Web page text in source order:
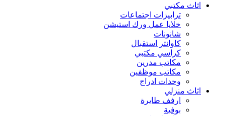
اثاث مكتبي
ترابيزات اجتماعات
خلايا عمل ورك استيشن
شانونات
كاوانتر استقبال
كراسي مكتبي
مكاتب مدرين
مكاتب موظفين
وحدات ادراج
اثاث منزلي
ارفف طايرة
بوفية